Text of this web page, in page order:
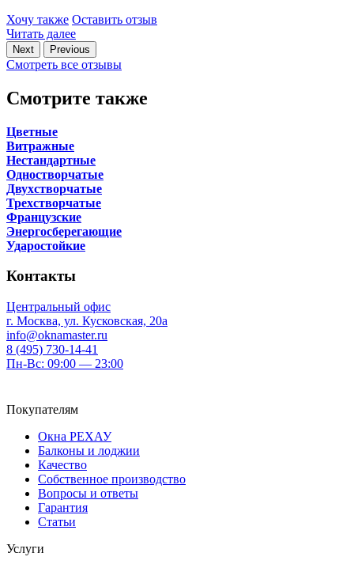
Хочу также Оставить отзыв
Читать далее
Next Previous
Смотреть все отзывы
Смотрите также
Цветные
Витражные
Нестандартные
Одностворчатые
Двухстворчатые
Трехстворчатые
Французские
Энергосберегающие
Ударостойкие
Контакты
Центральный офис
г. Москва, ул. Кусковская, 20а
info@oknamaster.ru
8 (495) 730-14-41
Пн-Вс: 09:00 — 23:00
Покупателям
Окна РЕХАУ
Балконы и лоджии
Качество
Собственное производство
Вопросы и ответы
Гарантия
Статьи
Услуги